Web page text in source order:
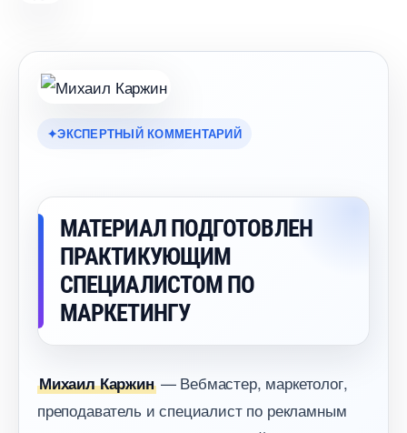
ЭКСПЕРТНЫЙ КОММЕНТАРИЙ
МАТЕРИАЛ ПОДГОТОВЛЕН
ПРАКТИКУЮЩИМ
СПЕЦИАЛИСТОМ ПО
МАРКЕТИНГУ
Михаил Каржин— Вебмастер, маркетолог,
преподаватель и специалист по рекламным